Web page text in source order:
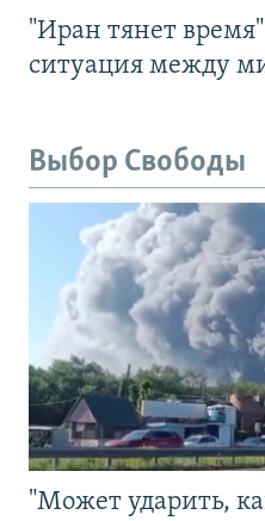
"Иран тянет
ситуация между
Выбор Свободы
"Может ударить,